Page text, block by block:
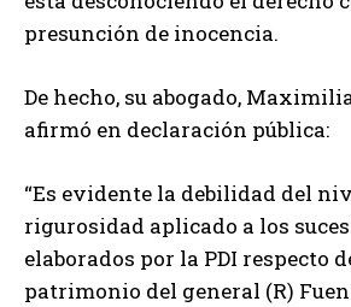
presunción de inocencia.
De hecho, su abogado,
afirmó en declaración pública:
“Es evidente la debilidad del
rigurosidad aplicado a los
elaborados por la PDI respecto
patrimonio del general (R)